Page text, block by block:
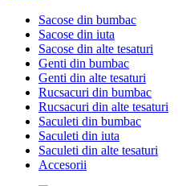
Sacose din bumbac
Sacose din iuta
Sacose din alte tesaturi
Genti din bumbac
Genti din alte tesaturi
Rucsacuri din bumbac
Rucsacuri din alte tesaturi
Saculeti din bumbac
Saculeti din iuta
Saculeti din alte tesaturi
Accesorii